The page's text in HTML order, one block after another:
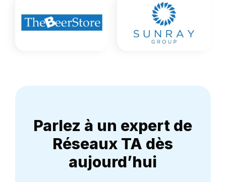
Parlez à un expert de
Réseaux TA dès
aujourd’hui